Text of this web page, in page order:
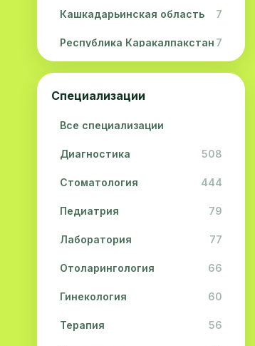
Кашкадарьинская область 7
Республика Каракалпакстан 7
Навоийская область 5
Джизакская область
Сурхандарьинская область
Сырдарьинская область 2
Хорезмская область 2
Специализации
Все специализации
Диагностика 508
Стоматология 444
Педиатрия 79
Лаборатория 77
Отоларингология 66
Гинекология 60
Терапия 56